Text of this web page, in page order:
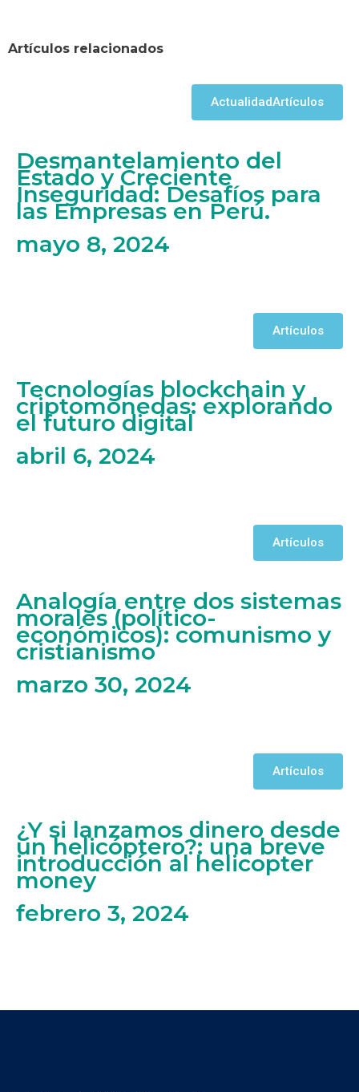
Artículos relacionados
ActualidadArtículos
Desmantelamiento del
Estado y Creciente
Inseguridad: Desafíos para
las Empresas en Perú.
mayo 8, 2024
Artículos
Tecnologías blockchain y
criptomonedas: explorando
el futuro digital
abril 6, 2024
Artículos
Analogía entre dos sistemas
morales (político-
económicos): comunismo y
cristianismo
marzo 30, 2024
Artículos
¿Y si lanzamos dinero desde
un helicóptero?: una breve
introducción al helicopter
money
febrero 3, 2024